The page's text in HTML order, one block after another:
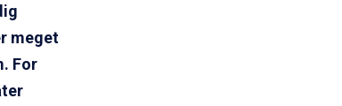
meget
For